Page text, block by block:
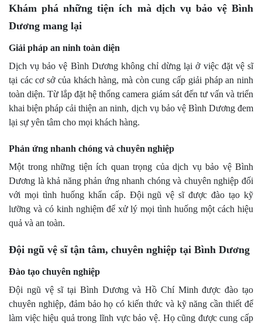
Khám phá những tiện ích mà dịch vụ bảo vệ Bình
Dương mang lại
Giải pháp an ninh toàn diện
Dịch vụ bảo vệ Bình Dương không chỉ dừng lại ở việc đặt vệ sĩ
tại các cơ sở của khách hàng, mà còn cung cấp giải pháp an ninh
toàn diện. Từ lắp đặt hệ thống camera giám sát đến tư vấn và triển
khai biện pháp cải thiện an ninh, dịch vụ bảo vệ Bình Dương đem
lại sự yên tâm cho mọi khách hàng.
Phản ứng nhanh chóng và chuyên nghiệp
Một trong những tiện ích quan trọng của dịch vụ bảo vệ Bình
Dương là khả năng phản ứng nhanh chóng và chuyên nghiệp đối
với mọi tình huống khẩn cấp. Đội ngũ vệ sĩ được đào tạo kỹ
lưỡng và có kinh nghiệm để xử lý mọi tình huống một cách hiệu
quả và an toàn.
Đội ngũ vệ sĩ tận tâm, chuyên nghiệp tại Bình Dương
Đào tạo chuyên nghiệp
Đội ngũ vệ sĩ tại Bình Dương và Hồ Chí Minh được đào tạo
chuyên nghiệp, đảm bảo họ có kiến thức và kỹ năng cần thiết để
làm việc hiệu quả trong lĩnh vực bảo vệ. Họ cũng được cung cấp